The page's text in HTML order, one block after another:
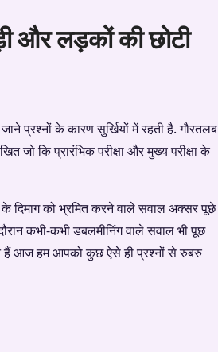
और लड़कों की छोटी
जाने प्रश्नों के कारण सुर्खियों में रहती है. गौरतलब
जो कि प्रारंभिक परीक्षा और मुख्य परीक्षा के
के दिमाग को भ्रमित करने वाले सवाल अक्सर पूछे
कभी-कभी डबलमीनिंग वाले सवाल भी पूछ
आज हम आपको कुछ ऐसे ही प्रश्नों से रुबरु